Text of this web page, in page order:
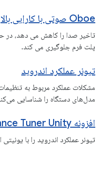
Oboe صوتی با کارایی بالا
تاخیر صدا را کاهش می دهد، در
پلت فرم جلوگیری می کند.
تیونر عملکرد اندروید
مشکلات عملکرد مربوط به
مدل‌های دستگاه را شناسایی
افزونه Android Performance Tuner Unity
تیونر عملکرد اندروید را با